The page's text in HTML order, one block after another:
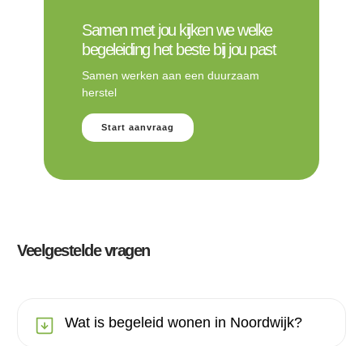
Samen met jou kijken we welke
begeleiding het beste bij jou past
Samen werken aan een duurzaam
herstel
Start aanvraag
Veelgestelde vragen
Wat is begeleid wonen in Noordwijk?